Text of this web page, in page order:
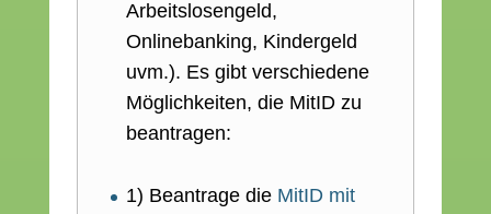
Arbeitslosengeld,
Onlinebanking, Kindergeld
uvm.). Es gibt verschiedene
Möglichkeiten, die MitID zu
beantragen:
1) Beantrage die MitID mit